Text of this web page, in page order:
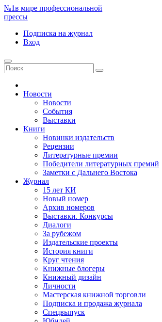
№1в мире профессиональной
прессы
Подписка на журнал
Вход
Новости
Новости
События
Выставки
Книги
Новинки издательств
Рецензии
Литературные премии
Победители литературных премий
Заметки с Дальнего Востока
Журнал
15 лет КИ
Новый номер
Архив номеров
Выставки. Конкурсы
Диалоги
За рубежом
Издательские проекты
История книги
Круг чтения
Книжные блогеры
Книжный дизайн
Личности
Мастерская книжной торговли
Подписка и продажа журнала
Спецвыпуск